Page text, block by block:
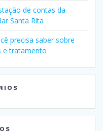
de contas da
Santa Rita
precisa saber sobre
e tratamento